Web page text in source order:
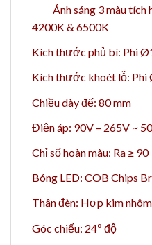
Ánh sáng 3 màu tích
4200K & 6500K
Kích thước phủ bì: Phi
Kích thước khoét lỗ: Phi
Chiều dày đế: 80 mm
Điện áp: 90V – 265V ~
Chỉ số hoàn màu: Ra ≥ 90
Bóng LED: COB Chips
Thân đèn: Hợp kim
Góc chiếu: 24º độ